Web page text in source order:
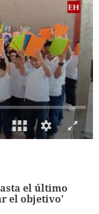
el último
el objetivo'